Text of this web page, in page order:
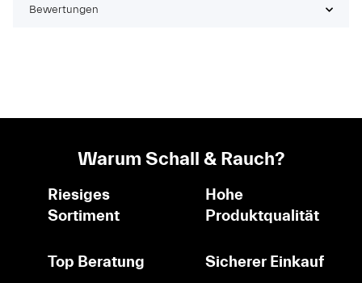
Bewertungen
Warum Schall & Rauch?
Riesiges
Sortiment
Hohe
Produktqualität
Top Beratung Sicherer Einkauf